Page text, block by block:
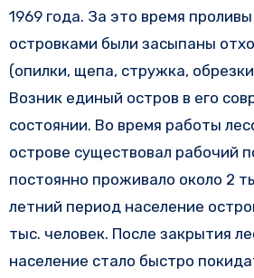
1969 года. За это время
островками были засыпаны
(опилки, щепа, стружка,
Возник единый остров в его
состоянии. Во время работы
острове существовал рабочий
постоянно проживало около 2
летний период население
тыс. человек. После закрытия
население стало быстро